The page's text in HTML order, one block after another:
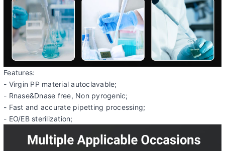
Features:
- Virgin PP material autoclavable;
- Rnase&Dnase free, Non pyrogenic;
- Fast and accurate pipetting processing;
- EO/EB sterilization;